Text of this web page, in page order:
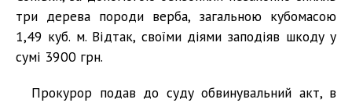
три дерева породи верба, загальною кубомасою
1,49 куб. м. Відтак, своїми діями заподіяв шкоду у
сумі 3900 грн.
Прокурор подав до суду обвинувальний акт, в